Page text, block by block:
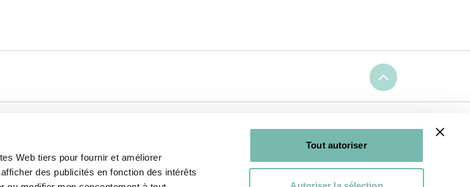
Web tiers pour fournir et améliorer
des publicités en fonction des intérêts
Tout autoriser
Moyens de paiement
FAQ
Ne manquez rien de LaRecup !
Recevez les dernières trouvailles,
bons plans et nouveautés.